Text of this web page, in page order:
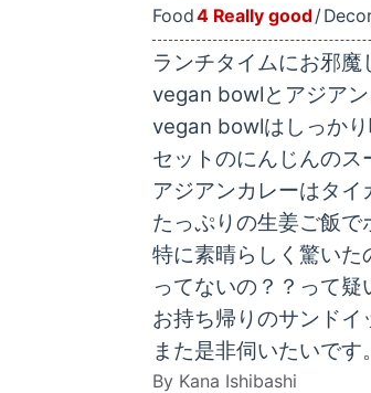
Food4 Really good
ランチタイムにお邪魔
vegan bowlとアジアン
vegan bowlはしっか
セットのにんじんのス
アジアンカレーはタ
たっぷりの生姜ご飯で
特に素晴らしく驚い
ってないの？？って疑
お持ち帰りのサンド
また是非伺いたいです。
By Kana Ishibashi